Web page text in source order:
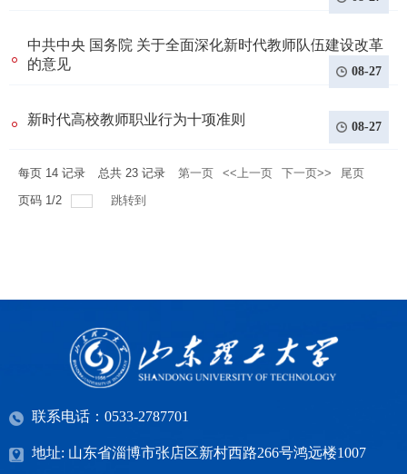
中共中央 国务院 关于全面深化新时代教师队伍建设改革
的意见
08-27
新时代高校教师职业行为十项准则 08-27
每页 14 记录 总共 23 记录 第一页 <<上一页 下一页>>
尾页
页码 1/2 跳转到
联系电话：0533-2787701
地址: 山东省淄博市张店区新村西路266号鸿远楼1007